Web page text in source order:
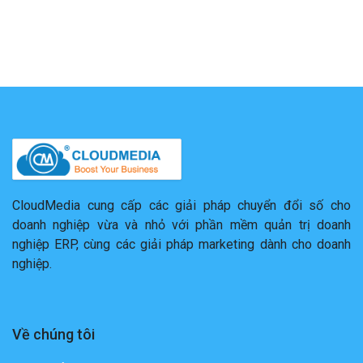
CloudMedia cung cấp các giải pháp chuyển đổi số cho
doanh nghiệp vừa và nhỏ với phần mềm quản trị doanh
nghiệp ERP, cùng các giải pháp marketing dành cho doanh
nghiệp.
Về chúng tôi